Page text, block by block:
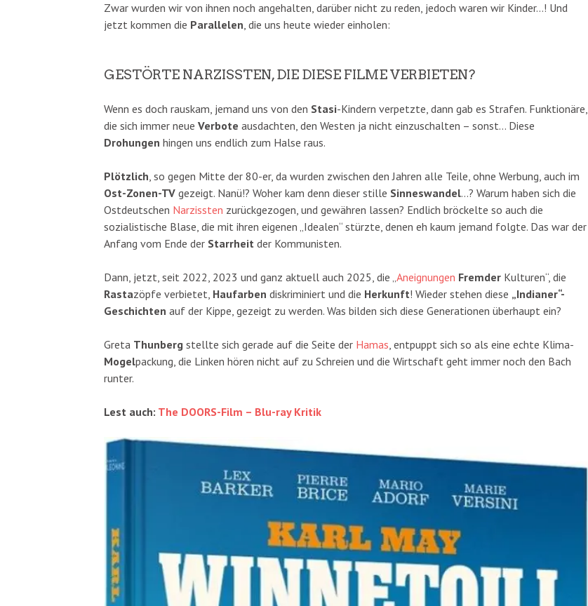
Zwar wurden wir von ihnen noch angehalten, darüber nicht zu reden, jedoch waren wir Kinder…! Und
jetzt kommen die Parallelen, die uns heute wieder einholen:
GESTÖRTE NARZISSTEN, DIE DIESE FILME VERBIETEN?
Wenn es doch rauskam, jemand uns von den Stasi-Kindern verpetzte, dann gab es Strafen. Funktionäre,
die sich immer neue Verbote ausdachten, den Westen ja nicht einzuschalten – sonst… Diese
Drohungen hingen uns endlich zum Halse raus.
Plötzlich, so gegen Mitte der 80-er, da wurden zwischen den Jahren alle Teile, ohne Werbung, auch im
Ost-Zonen-TV gezeigt. Nanü!? Woher kam denn dieser stille Sinneswandel…? Warum haben sich die
Ostdeutschen Narzissten zurückgezogen, und gewähren lassen? Endlich bröckelte so auch die
sozialistische Blase, die mit ihren eigenen „Idealen“ stürzte, denen eh kaum jemand folgte. Das war der
Anfang vom Ende der Starrheit der Kommunisten.
Dann, jetzt, seit 2022, 2023 und ganz aktuell auch 2025, die „Aneignungen Fremder Kulturen“, die
Rastazöpfe verbietet, Haufarben diskriminiert und die Herkunft! Wieder stehen diese „Indianer“-
Geschichten auf der Kippe, gezeigt zu werden. Was bilden sich diese Generationen überhaupt ein?
Greta Thunberg stellte sich gerade auf die Seite der Hamas, entpuppt sich so als eine echte Klima-
Mogelpackung, die Linken hören nicht auf zu Schreien und die Wirtschaft geht immer noch den Bach
runter.
Lest auch: The DOORS-Film – Blu-ray Kritik